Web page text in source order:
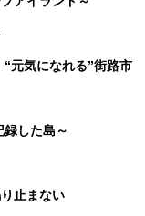
元気になれる”街路市
した島～
止まない